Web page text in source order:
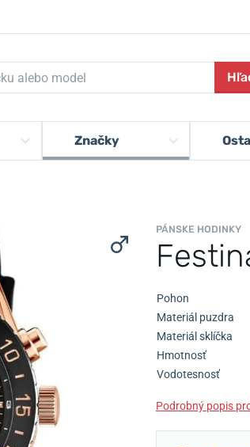
Značky
PÁNSKE HODINKY
Pohon
Materiál puzdra
Materiál sklíčka
Hmotnosť
Vodotesnosť
Podrobný popis